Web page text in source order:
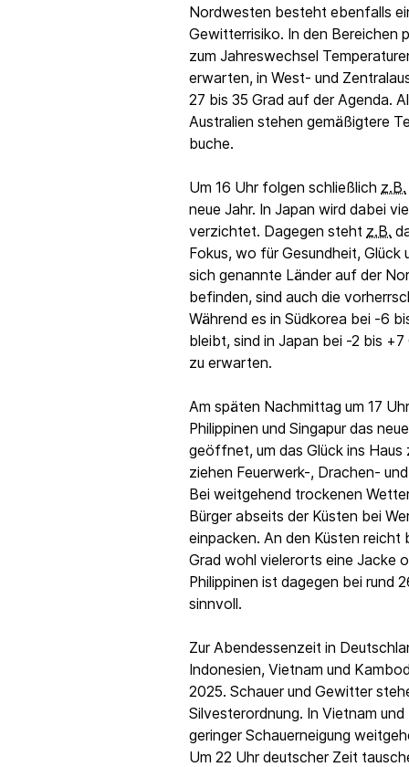
Nordwesten besteht ebenfalls
Gewitterrisiko. In den Bereichen
zum Jahreswechsel
erwarten, in West- und
27 bis 35 Grad auf der Agenda.
Australien stehen gemäßigtere
buche.
Um 16 Uhr folgen schließlich z.B.
neue Jahr. In Japan wird dabei
verzichtet. Dagegen steht z.B.
Fokus, wo für Gesundheit,
sich genannte Länder auf der
befinden, sind auch die
Während es in Südkorea bei -6
bleibt, sind in Japan bei -2 bis
zu erwarten.
Am späten Nachmittag um 17
Philippinen und Singapur das
geöffnet, um das Glück ins
ziehen Feuerwerk-, Drachen-
Bei weitgehend trockenen
Bürger abseits der Küsten bei
einpacken. An den Küsten reicht
Grad wohl vielerorts eine Jacke
Philippinen ist dagegen bei rund
sinnvoll.
Zur Abendessenzeit in
Indonesien, Vietnam und
2025. Schauer und Gewitter
Silvesterordnung. In Vietnam
geringer Schauerneigung
Um 22 Uhr deutscher Zeit